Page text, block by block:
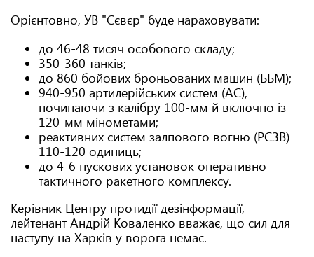
Орієнтовно, УВ "Сєвєр" буде нараховувати:
до 46-48 тисяч особового складу;
350-360 танків;
до 860 бойових броньованих машин (ББМ);
940-950 артилерійських систем (АС),
починаючи з калібру 100-мм й включно із
120-мм мінометами;
реактивних систем залпового вогню (РСЗВ)
110-120 одиниць;
до 4-6 пускових установок оперативно-
тактичного ракетного комплексу.
Керівник Центру протидії дезінформації,
лейтенант Андрій Коваленко вважає, що сил для
наступу на Харків у ворога немає.